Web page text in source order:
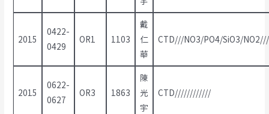
2015
0422-
0429
OR1 1103
戴
仁
華
CTD///NO3/PO4/SiO3/
2015
0622-
0627
OR3 1863
陳
光
宇
CTD////////////